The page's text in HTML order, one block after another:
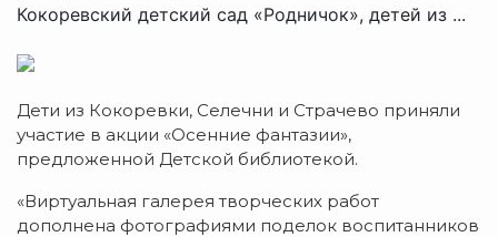
Кокоревский детский сад «Родничок», детей из ...
Дети из Кокоревки, Селечни и Страчево приняли
участие в акции «Осенние фантазии»,
предложенной Детской библиотекой.
«Виртуальная галерея творческих работ
дополнена фотографиями поделок воспитанников